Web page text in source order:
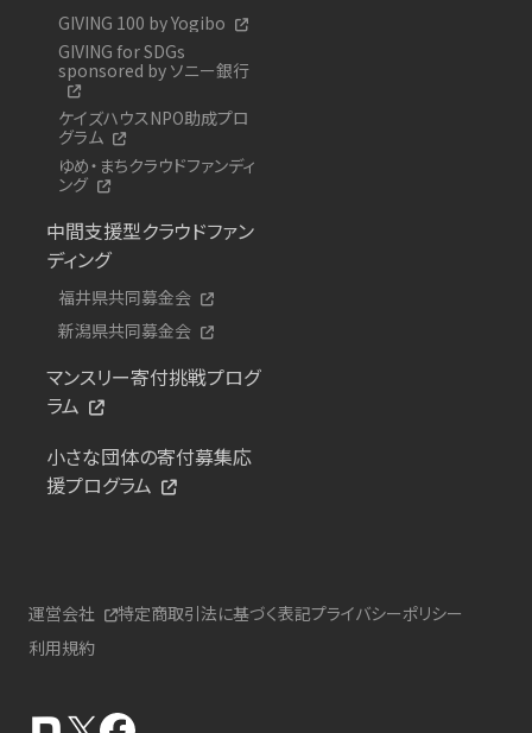
GIVING 100 by Yogibo
GIVING for SDGs
sponsored by ソニー銀行
ケイズハウスNPO助成プロ
グラム
ゆめ・まちクラウドファンディ
ング
中間支援型クラウドファン
ディング
福井県共同募金会
新潟県共同募金会
マンスリー寄付挑戦プログ
ラム
小さな団体の寄付募集応
援プログラム
運営会社 特定商取引法に基づく表記プライバシーポリシー
利用規約